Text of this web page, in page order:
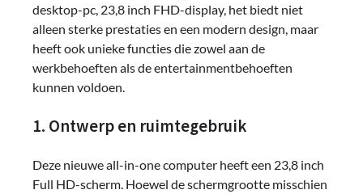
desktop-pc, 23,8 inch FHD-display, het biedt niet
alleen sterke prestaties en een modern design, maar
heeft ook unieke functies die zowel aan de
werkbehoeften als de entertainmentbehoeften
kunnen voldoen.
1. Ontwerp en ruimtegebruik
Deze nieuwe all-in-one computer heeft een 23,8 inch
Full HD-scherm. Hoewel de schermgrootte misschien